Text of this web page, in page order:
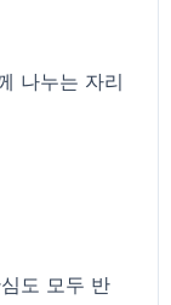
나누는 자리
도 모두 반